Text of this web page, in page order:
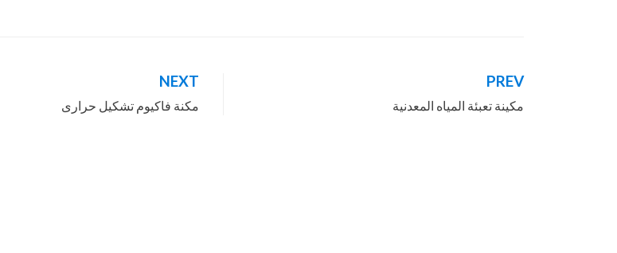
تصفّح
المقالات
PREV
مكينة تعبئة المياه المعدنية
NEXT
مكنة فاكيوم تشكيل حرارى